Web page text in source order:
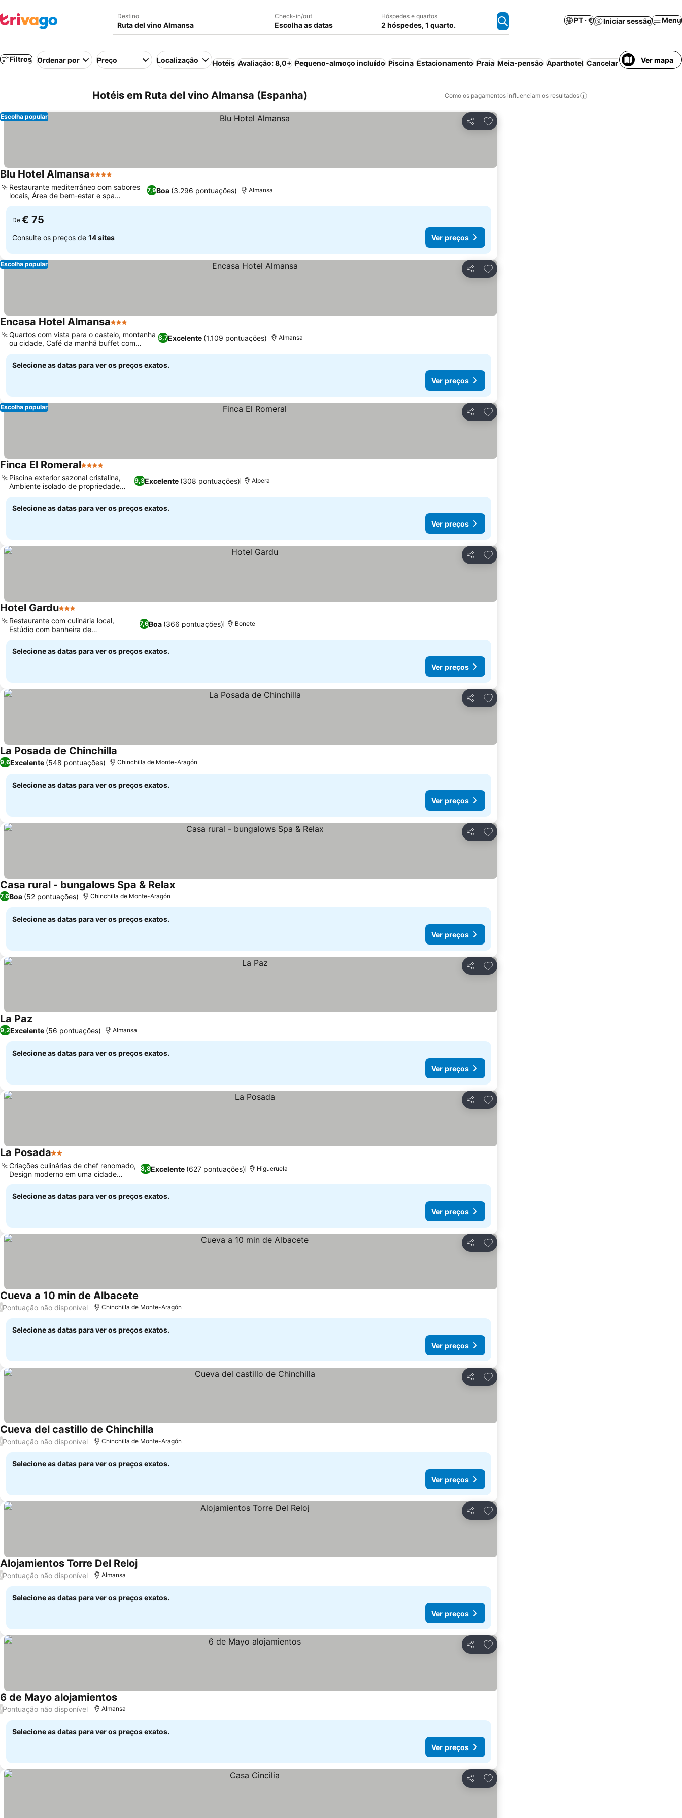
Destino Check-in/out
Escolha as datas
Hóspedes e quartos
2 hóspedes, 1 quarto.
PT · € Iniciar sessão Menu
Filtros Ordenar por Preço Localização Hotéis Avaliação: 8,0+ Pequeno-almoço incluído Piscina Estacionamento Praia Meia-pensão Aparthotel Cancelamento gratuito
Ver mapa
Hotéis em Ruta del vino Almansa (Espanha) Como os pagamentos influenciam os resultados
Partilhar
Adicionar aos favoritos
Escolha popular
Blu Hotel Almansa4 Estrelas
7,9Boa (3.296 pontuações)
Restaurante mediterrâneo com sabores
locais, Área de bem-estar e spa
completa
Almansa
De € 75
Consulte os preços de 14 sites Ver preços
Partilhar
Adicionar aos favoritos
Escolha popular
Encasa Hotel Almansa3 Estrelas
8,7Excelente (1.109 pontuações)
Quartos com vista para o castelo, montanha
ou cidade, Café da manhã buffet com
opções veganas
Almansa
Selecione as datas para ver os preços exatos.
Ver preços
Partilhar
Adicionar aos favoritos
Escolha popular
Finca El Romeral4 Estrelas
9,3Excelente (308 pontuações)
Piscina exterior sazonal cristalina,
Ambiente isolado de propriedade
vinícola
Alpera
Selecione as datas para ver os preços exatos.
Ver preços
Partilhar
Adicionar aos favoritos
Hotel Gardu3 Estrelas
7,6Boa (366 pontuações)
Restaurante com culinária local,
Estúdio com banheira de
hidromassagem
Bonete
Selecione as datas para ver os preços exatos.
Ver preços
Partilhar
Adicionar aos favoritos
La Posada de Chinchilla
9,6Excelente (548 pontuações) Chinchilla de Monte-Aragón
Selecione as datas para ver os preços exatos.
Ver preços
Partilhar
Adicionar aos favoritos
Casa rural - bungalows Spa & Relax
7,6Boa (52 pontuações) Chinchilla de Monte-Aragón
Selecione as datas para ver os preços exatos.
Ver preços
Partilhar
Adicionar aos favoritos
La Paz
9,2Excelente (56 pontuações) Almansa
Selecione as datas para ver os preços exatos.
Ver preços
Partilhar
Adicionar aos favoritos
La Posada2 Estrelas
8,8Excelente (627 pontuações)
Criações culinárias de chef renomado,
Design moderno em uma cidade
pequena
Higueruela
Selecione as datas para ver os preços exatos.
Ver preços
Partilhar
Adicionar aos favoritos
Cueva a 10 min de Albacete
/Pontuação não disponível Chinchilla de Monte-Aragón
Selecione as datas para ver os preços exatos.
Ver preços
Partilhar
Adicionar aos favoritos
Cueva del castillo de Chinchilla
/Pontuação não disponível Chinchilla de Monte-Aragón
Selecione as datas para ver os preços exatos.
Ver preços
Partilhar
Adicionar aos favoritos
Alojamientos Torre Del Reloj
/Pontuação não disponível Almansa
Selecione as datas para ver os preços exatos.
Ver preços
Partilhar
Adicionar aos favoritos
6 de Mayo alojamientos
/Pontuação não disponível Almansa
Selecione as datas para ver os preços exatos.
Ver preços
Partilhar
Adicionar aos favoritos